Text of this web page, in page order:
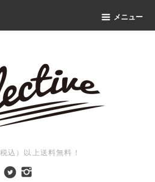
メニュー
込）以上送料無料！